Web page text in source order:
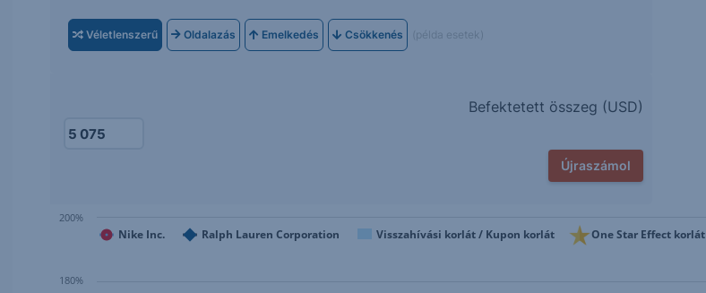
Véletlenszerű Oldalazás Emelkedés Csökkenés (példa esetek)
Befektetett összeg (USD)
Újraszámol
Nike Inc. Ralph Lauren Corporation Visszahívási korlát / Kupon korlát One Star Effect korlát
200%
180%